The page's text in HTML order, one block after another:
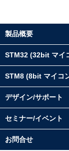
製品概要
STM32 (32bit マイ
STM8 (8bit マイコ
デザイン/サポート
セミナー/イベント
お問合せ